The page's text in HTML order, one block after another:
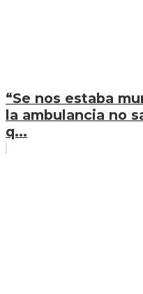
“Se nos estaba
la ambulancia no
q...